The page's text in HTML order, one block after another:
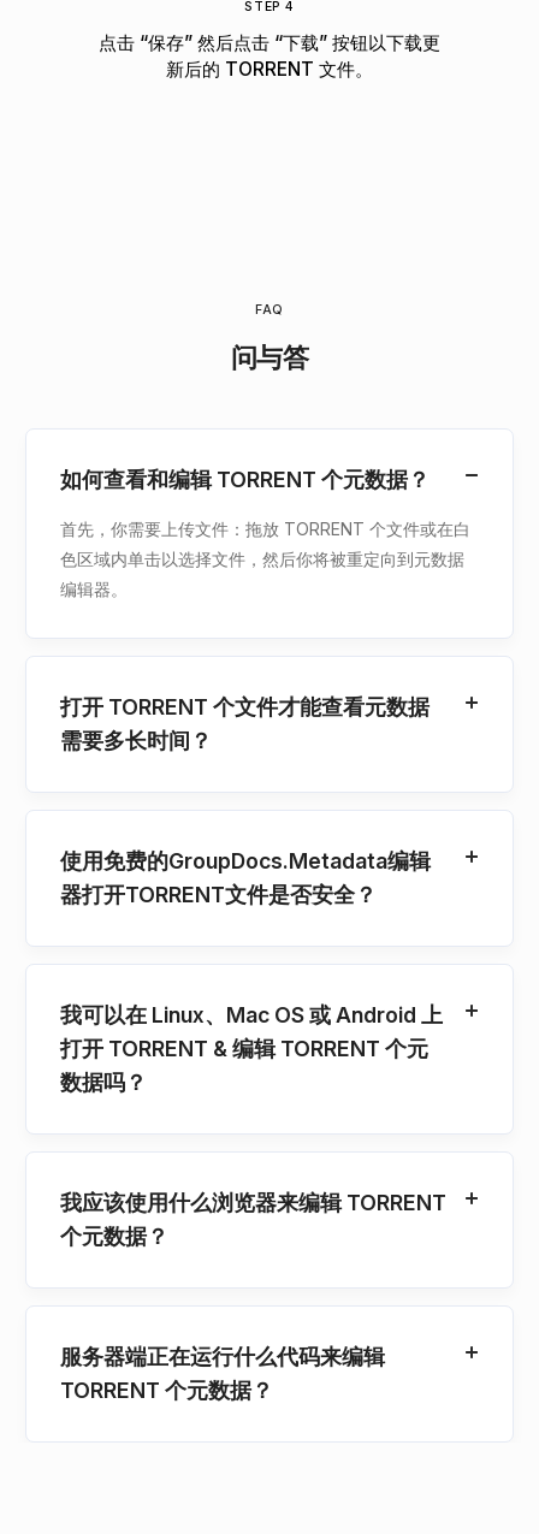
STEP 4
点击 “保存” 然后点击 “下载” 按钮以下载更
新后的 TORRENT 文件。
FAQ
问与答
如何查看和编辑 TORRENT 个元数据？
首先，你需要上传文件：拖放 TORRENT 个文件或在白
色区域内单击以选择文件，然后你将被重定向到元数据
编辑器。
打开 TORRENT 个文件才能查看元数据
需要多长时间？
使用免费的GroupDocs.Metadata编辑
器打开TORRENT文件是否安全？
我可以在 Linux、Mac OS 或 Android 上
打开 TORRENT & 编辑 TORRENT 个元
数据吗？
我应该使用什么浏览器来编辑 TORRENT
个元数据？
服务器端正在运行什么代码来编辑
TORRENT 个元数据？